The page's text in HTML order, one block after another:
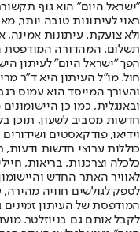
"ישראל היום" הוא גוף
ראוי לעיתונות טובה יותר,
ולא צועקת. עיתונות אמינה,
הפך "ישראל היום" לעיתון
חול. מו"ל העיתון היא ד"ר
והעורך המייסד הוא עמוס
חדשות מסביב לשעון, תוכן
וידיאו, פודקאסטים
כוללות ערוצי חדשות ודעות,
לאוויר האתר החדש
לספק לגולשים חוויה
המודפסת של העיתון
לקבל אותם גם בניוזלטר.